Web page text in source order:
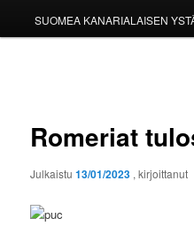
SUOMEA KANARIALAISEN
Romeriat
Julkaistu13/01/2023 , kirjoittanut